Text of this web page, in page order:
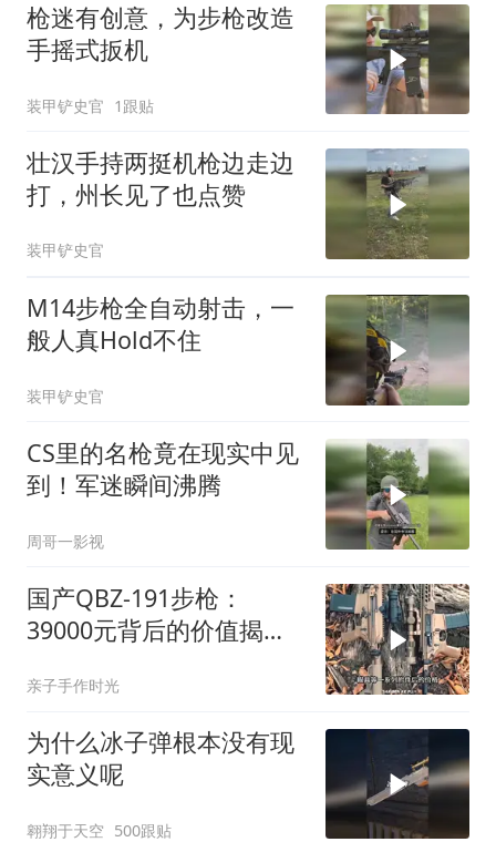
枪迷有创意，为步枪改造
手摇式扳机
装甲铲史官 1跟贴
壮汉手持两挺机枪边走边
打，州长见了也点赞
装甲铲史官
M14步枪全自动射击，一
般人真Hold不住
装甲铲史官
CS里的名枪竟在现实中见
到！军迷瞬间沸腾
周哥一影视
国产QBZ-191步枪：
39000元背后的价值揭秘
亲子手作时光
为什么冰子弹根本没有现
实意义呢
翱翔于天空 500跟贴